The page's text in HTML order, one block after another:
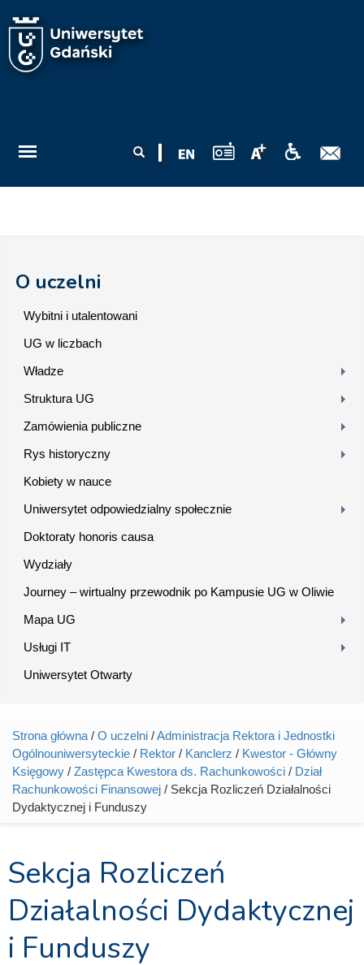
wyszukiwania
O uczelni
Wybitni i utalentowani
UG w liczbach
Władze
Struktura UG
Zamówienia publiczne
Rys historyczny
Kobiety w nauce
Uniwersytet odpowiedzialny społecznie
Doktoraty honoris causa
Wydziały
Journey – wirtualny przewodnik po Kampusie UG w Oliwie
Mapa UG
Usługi IT
Uniwersytet Otwarty
Jesteś tutaj
Strona główna / O uczelni /Administracja Rektora i Jednostki
Ogólnouniwersyteckie / Rektor / Kanclerz / Kwestor - Główny
Księgowy / Zastępca Kwestora ds. Rachunkowości / Dział
Rachunkowości Finansowej / Sekcja Rozliczeń Działalności
Dydaktycznej i Funduszy
Sekcja Rozliczeń
Działalności Dydaktycznej
i Funduszy